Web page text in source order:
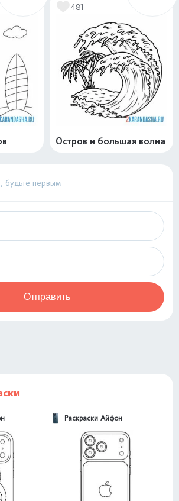
481
Остров и большая волна
будьте первым
Отправить
Раскраски Айфон